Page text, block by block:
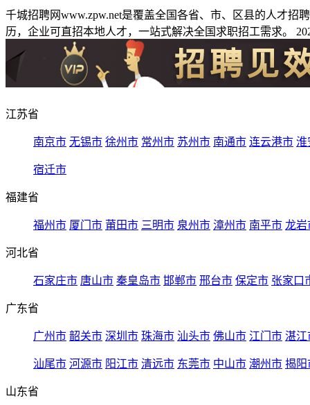
千城招聘网www.zpw.net是覆盖全国各省、市、区县的人才
历，企业可直招本地人才，一站式解决全国求职招工需求。
江苏省
南京市 无锡市 徐州市 常州市 苏州市 南通市 连云港市 淮
宿迁市
福建省
福州市 厦门市 莆田市 三明市 泉州市 漳州市 南平市 龙岩
河北省
石家庄市 唐山市 秦皇岛市 邯郸市 邢台市 保定市 张家口
广东省
广州市 韶关市 深圳市 珠海市 汕头市 佛山市 江门市 湛江
汕尾市 河源市 阳江市 清远市 东莞市 中山市 潮州市 揭阳
山东省